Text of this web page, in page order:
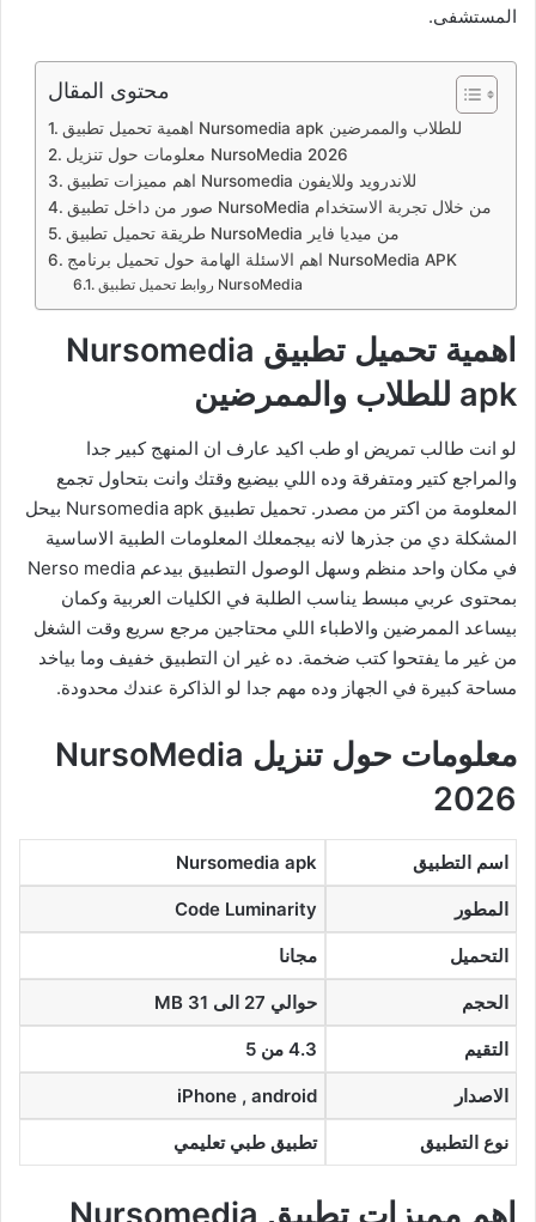
المستشفى.
محتوى المقال
معلومات حول تنزيل NursoMedia 2026
اهم مميزات تطبيق Nursomedia للاندرويد وللايفون
صور من داخل تطبيق NursoMedia من خلال تجربة الاستخدام
طريقة تحميل تطبيق NursoMedia من ميديا فاير
اهم الاسئلة الهامة حول تحميل برنامج NursoMedia APK
روابط تحميل تطبيق NursoMedia
اهمية تحميل تطبيق Nursomedia
apk للطلاب والممرضين
لو انت طالب تمريض او طب اكيد عارف ان المنهج كبير جدا
والمراجع كتير ومتفرقة وده اللي بيضيع وقتك وانت بتحاول تجمع
المعلومة من اكتر من مصدر. تحميل تطبيق Nursomedia apk بيحل
المشكلة دي من جذرها لانه بيجمعلك المعلومات الطبية الاساسية
في مكان واحد منظم وسهل الوصول التطبيق بيدعم Nerso media
بمحتوى عربي مبسط يناسب الطلبة في الكليات العربية وكمان
بيساعد الممرضين والاطباء اللي محتاجين مرجع سريع وقت الشغل
من غير ما يفتحوا كتب ضخمة. ده غير ان التطبيق خفيف وما بياخد
مساحة كبيرة في الجهاز وده مهم جدا لو الذاكرة عندك محدودة.
معلومات حول تنزيل NursoMedia
2026
اسم التطبيق Nursomedia apk
المطور Code Luminarity
التحميل مجانا
الحجم حوالي 27 الى 31 MB
التقيم 4.3 من 5
الاصدار iPhone , android
نوع التطبيق تطبيق طبي تعليمي